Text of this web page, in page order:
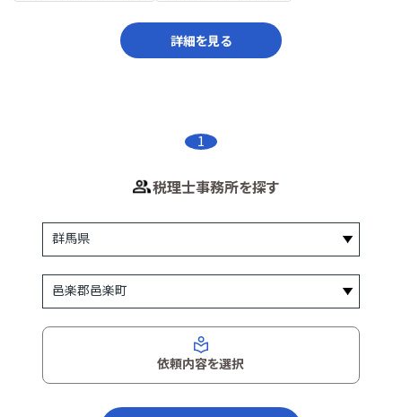
詳細を見る
1
税理士事務所を探す
依頼内容を選択